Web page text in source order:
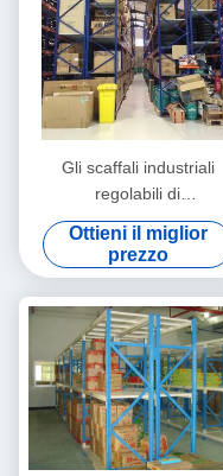
Gli scaffali industriali
regolabili di
stoccaggio/hanno
galvanizzato gli scaffali
scaffalatura
Ottieni il miglior
prezzo